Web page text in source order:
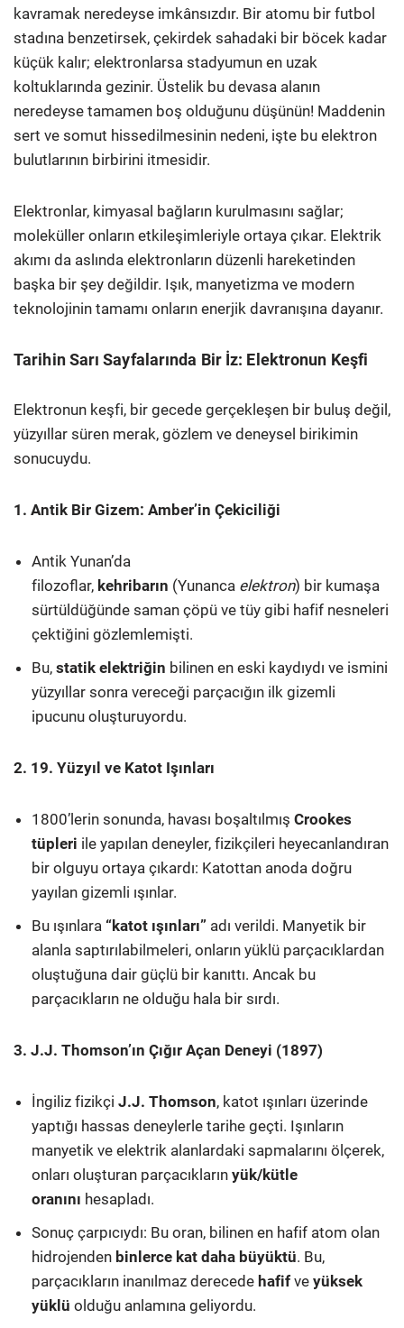
kavramak neredeyse imkânsızdır. Bir atomu bir futbol
stadına benzetirsek, çekirdek sahadaki bir böcek kadar
küçük kalır; elektronlarsa stadyumun en uzak
koltuklarında gezinir. Üstelik bu devasa alanın
neredeyse tamamen boş olduğunu düşünün! Maddenin
sert ve somut hissedilmesinin nedeni, işte bu elektron
bulutlarının birbirini itmesidir.
Elektronlar, kimyasal bağların kurulmasını sağlar;
moleküller onların etkileşimleriyle ortaya çıkar. Elektrik
akımı da aslında elektronların düzenli hareketinden
başka bir şey değildir. Işık, manyetizma ve modern
teknolojinin tamamı onların enerjik davranışına dayanır.
Tarihin Sarı Sayfalarında Bir İz: Elektronun Keşfi
Elektronun keşfi, bir gecede gerçekleşen bir buluş değil,
yüzyıllar süren merak, gözlem ve deneysel birikimin
sonucuydu.
1. Antik Bir Gizem: Amber’in Çekiciliği
Antik Yunan’da
filozoflar, kehribarın (Yunanca elektron) bir kumaşa
sürtüldüğünde saman çöpü ve tüy gibi hafif nesneleri
çektiğini gözlemlemişti.
Bu, statik elektriğin bilinen en eski kaydıydı ve ismini
yüzyıllar sonra vereceği parçacığın ilk gizemli
ipucunu oluşturuyordu.
2. 19. Yüzyıl ve Katot Işınları
1800’lerin sonunda, havası boşaltılmış Crookes
tüpleri ile yapılan deneyler, fizikçileri heyecanlandıran
bir olguyu ortaya çıkardı: Katottan anoda doğru
yayılan gizemli ışınlar.
Bu ışınlara “katot ışınları” adı verildi. Manyetik bir
alanla saptırılabilmeleri, onların yüklü parçacıklardan
oluştuğuna dair güçlü bir kanıttı. Ancak bu
parçacıkların ne olduğu hala bir sırdı.
3. J.J. Thomson’ın Çığır Açan Deneyi (1897)
İngiliz fizikçi J.J. Thomson, katot ışınları üzerinde
yaptığı hassas deneylerle tarihe geçti. Işınların
manyetik ve elektrik alanlardaki sapmalarını ölçerek,
onları oluşturan parçacıkların yük/kütle
oranını hesapladı.
Sonuç çarpıcıydı: Bu oran, bilinen en hafif atom olan
hidrojenden binlerce kat daha büyüktü. Bu,
parçacıkların inanılmaz derecede hafif ve yüksek
yüklü olduğu anlamına geliyordu.